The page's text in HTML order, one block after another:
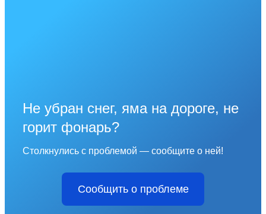
Не убран снег, яма на дороге, не
горит фонарь?
Столкнулись с проблемой — сообщите о ней!
Сообщить о проблеме